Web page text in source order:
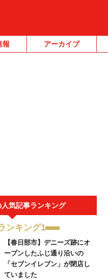
報 アーカイブ
気記事ランキング
ンキング1
【春日部市】デニーズ跡にオ
ープンしたふじ通り沿いの
「セブンイレブン」が閉店し
ていました